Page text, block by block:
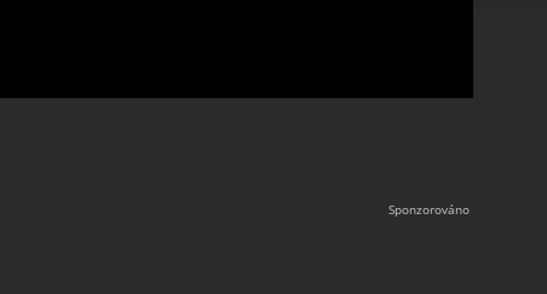
chyb, Poskytování a zobrazování reklamy a obsahu,